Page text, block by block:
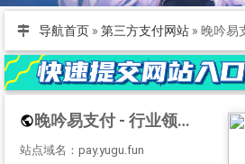
导航首页 » 第三方支付网站 »
晚吟易支付 - 行业领先的免签约支付平台
站点域名：pay.yugu.fun